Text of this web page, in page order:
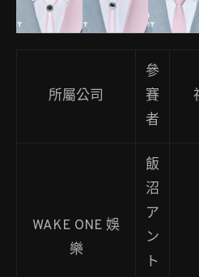
所屬公司
參
賽
者
WAKE ONE 娛
樂
飯
沼
ア
ン
ト